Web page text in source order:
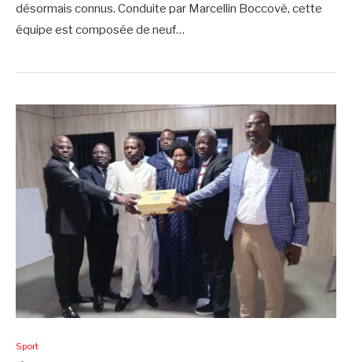
désormais connus. Conduite par Marcellin Boccovè, cette
équipe est composée de neuf…
Sport